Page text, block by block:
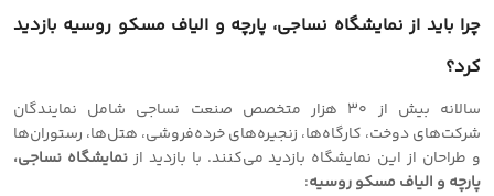
چرا باید از نمایشگاه نساجی، پارچه و الیاف مسکو روسیه بازدید
کرد؟
سالانه بیش از ۳۰ هزار متخصص صنعت نساجی شامل نمایندگان
شرکت‌های دوخت، کارگاه‌ها، زنجیره‌های خرده‌فروشی، هتل‌ها، رستوران‌ها
و طراحان از این نمایشگاه بازدید می‌کنند. با بازدید ازنمایشگاه نساجی،
پارچه و الیاف مسکو روسیه: